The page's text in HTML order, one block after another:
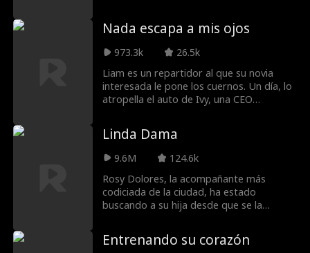
regresado, adelgazada e irreconocible, y
él es el CEO solitario que sin saberlo es el
padre de su hija.
Nada escapa a mis ojos
973.3k
26.5k
Liam es un repartidor al que su novia
interesada le pone los cuernos. Un día, lo
atropella el auto de Ivy, una CEO
obtiene el superpoder de la "Visión
Divina", que le permite ver cuánto tiempo
le queda de vida a la gente y el verdadero
valor de las cosas.
Linda Dama
9.6M
124.6k
Rosy Dolores, la acompañante más
codiciada de la ciudad, ha estado
buscando a su hija desde que se la
pagar por su búsqueda, Rosy decide
aceptar un falso compromiso con el
Entrenando su corazón